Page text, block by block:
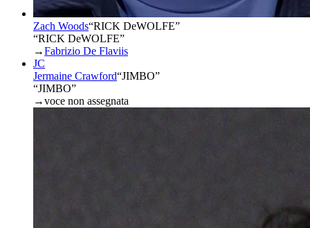
Zach Woods“RICK DeWOLFE”
“RICK DeWOLFE”
→Fabrizio De Flaviis
JC
Jermaine Crawford“JIMBO”
“JIMBO”
→voce non assegnata